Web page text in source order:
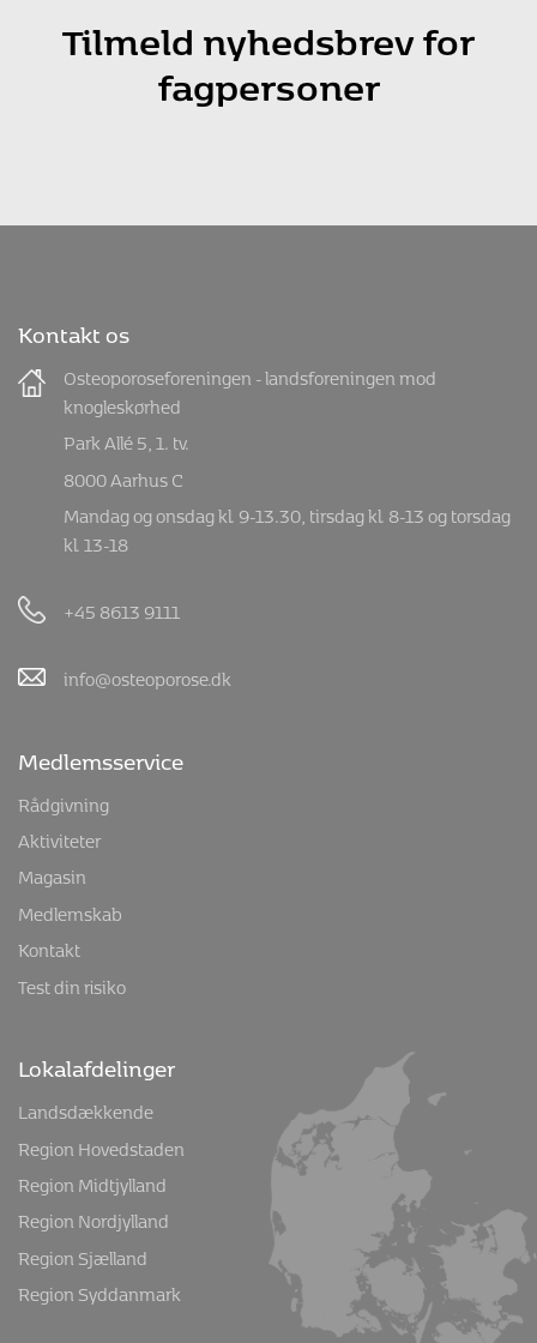
Tilmeld nyhedsbrev for
fagpersoner
Kontakt os
Osteoporoseforeningen - landsforeningen mod
knogleskørhed
Park Allé 5, 1. tv.
8000 Aarhus C
Mandag og onsdag kl. 9-13.30, tirsdag kl. 8-13 og torsdag
kl. 13-18
+45 8613 9111
info@osteoporose.dk
Medlemsservice
Rådgivning
Aktiviteter
Magasin
Medlemskab
Kontakt
Test din risiko
Lokalafdelinger
Landsdækkende
Region Hovedstaden
Region Midtjylland
Region Nordjylland
Region Sjælland
Region Syddanmark